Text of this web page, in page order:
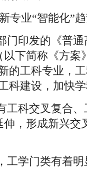
专业“智能化”
门印发的《普
下简称《方案
的工科专业，
科建设，加快
工科交叉复合
，形成新兴交
工学门类有着